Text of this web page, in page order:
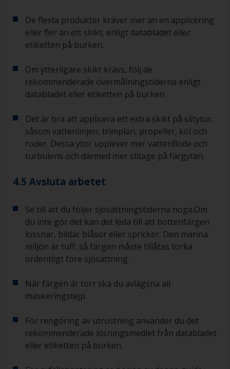
De flesta produkter kräver mer än en applicering
eller fler än ett skikt, enligt databladet eller
etiketten på burken.
Om ytterligare skikt krävs, följ de
rekommenderade övermålningstiderna enligt
databladet eller etiketten på burken.
Det är bra att applicera ett extra skikt på slitytor,
såsom vattenlinjen, trimplan, propeller, köl och
roder. Dessa ytor upplever mer vattenflöde och
turbulens och därmed mer slitage på färgytan.
4.5 Avsluta arbetet
Se till att du följer sjösättningstiderna noga.Om
du inte gör det kan det leda till att bottenfärgen
lossnar, bildar blåsor eller spricker. Den marina
miljön är tuff, så färgen måste tillåtas torka
ordentligt före sjösättning.
När färgen är torr ska du avlägsna all
maskeringstejp.
För rengöring av utrustning använder du det
rekommenderade lösningsmedlet från databladet
eller etiketten på burken.